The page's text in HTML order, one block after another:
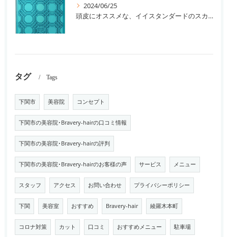
2024/06/25
頭皮にオススメな、イイスタンダードのスカルプ系シャンプー＆トリートメントです！
タグ Tags
下関市 美容院 コンセプト
下関市の美容院･Bravery-hairの口コミ情報
下関市の美容院･Bravery-hairの評判
下関市の美容院･Bravery-hairのお客様の声 サービス メニュー
スタッフ アクセス お問い合わせ プライバシーポリシー
下関 美容室 おすすめ Bravery-hair 綾羅木本町
コロナ対策 カット 口コミ おすすめメニュー 駐車場